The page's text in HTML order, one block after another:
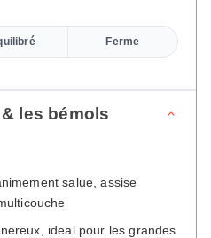
Ferme
les bémols
salue, assise
ideal pour les grandes